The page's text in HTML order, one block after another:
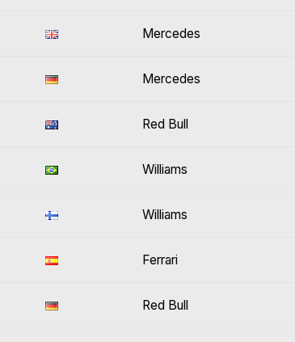
Mercedes
Mercedes
Red Bull
Williams
Williams
Ferrari
Red Bull